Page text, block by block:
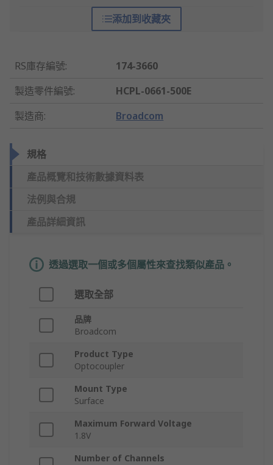
添加到收藏夾
RS庫存編號:
174-3660
製造零件編號:
HCPL-0661-500E
製造商: Broadcom
規格
產品概覽和技術數據資料表
法例與合規
產品詳細資訊
透過選取一個或多個屬性來查找類似產品。
選取全部
品牌
Broadcom
Product Type
Optocoupler
Mount Type
Surface
Maximum Forward Voltage
1.8V
Number of Channels